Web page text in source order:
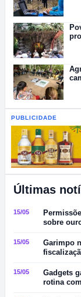
PUBLICIDADE
Últimas
15/05
sobre
15/05
Garimpo
15/05
Gadgets
rotina